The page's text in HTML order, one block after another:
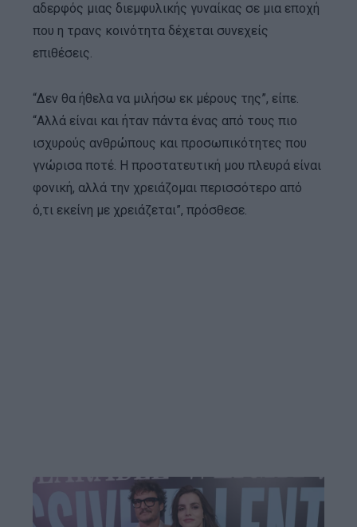
αδερφός μιας διεμφυλικής γυναίκας σε μια εποχή
που η τρανς κοινότητα δέχεται συνεχείς
επιθέσεις.
“Δεν θα ήθελα να μιλήσω εκ μέρους της”, είπε.
“Αλλά είναι και ήταν πάντα ένας από τους πιο
ισχυρούς ανθρώπους και προσωπικότητες που
γνώρισα ποτέ. Η προστατευτική μου πλευρά είναι
φονική, αλλά την χρειάζομαι περισσότερο από
ό,τι εκείνη με χρειάζεται”, πρόσθεσε.